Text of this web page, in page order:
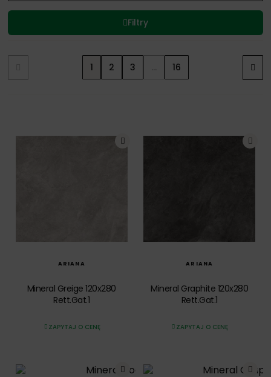
Filtry
1 2 3 16
ARIANA
Mineral Greige 120x280
Rett.Gat.1
ZAPYTAJ O CENĘ
SZYBKI PODGLĄD
ARIANA
Mineral Graphite 120x280
Rett.Gat.1
ZAPYTAJ O CENĘ
SZYBKI PODGLĄD